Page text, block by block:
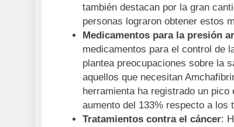
también destacan por la gran
personas lograron obtener estos
Medicamentos para la presión
medicamentos para el control de
plantea preocupaciones sobre la
aquellos que necesitan
herramienta ha registrado un
aumento del 133% respecto a los
Tratamientos contra el cáncer: